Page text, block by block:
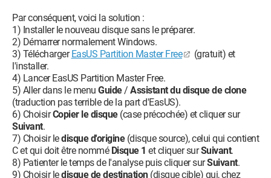
Par conséquent, voici la solution :
1) Installer le nouveau disque sans le préparer.
2) Démarrer normalement Windows.
3) TéléchargerEasUS Partition Master Free
(gratuit) et
l'installer.
4) Lancer EasUS Partition Master Free.
5) Aller dans le menu Guide/ Assistant du disque de clone
(traduction pas terrible de la part d'EasUS).
6) ChoisirCopier le disque(case précochée) et cliquer sur
Suivant.
7) Choisir ledisque d'origine(disque source), celui qui contient
C et qui doit être nommé Disque 1 et cliquer surSuivant.
8) Patienter le temps de l'analyse puis cliquer surSuivant.
9) Choisir ledisque de destination(disque cible) qui, chez